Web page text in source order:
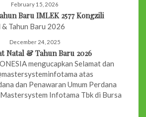
February 15, 2026
Baru IMLEK 2577 Kongzili
December 24, 2025
Natal & Tahun Baru 2026